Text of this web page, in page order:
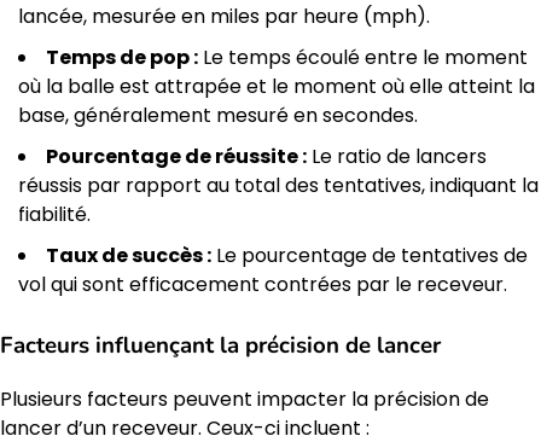
lancée, mesurée en miles par heure (mph).
Temps de pop : Le temps écoulé entre le moment
où la balle est attrapée et le moment où elle atteint la
base, généralement mesuré en secondes.
Pourcentage de réussite : Le ratio de lancers
réussis par rapport au total des tentatives, indiquant la
fiabilité.
Taux de succès : Le pourcentage de tentatives de
vol qui sont efficacement contrées par le receveur.
Facteurs influençant la précision de lancer
Plusieurs facteurs peuvent impacter la précision de
lancer d’un receveur. Ceux-ci incluent :